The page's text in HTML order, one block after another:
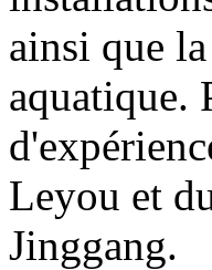
ainsi que
aquatique.
Leyou et
Jinggang.